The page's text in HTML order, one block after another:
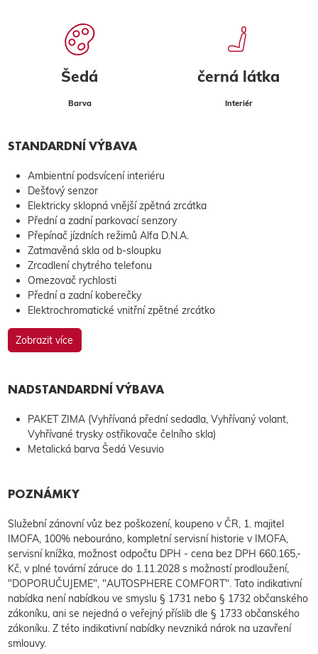
Šedá
Barva
černá látka
Interiér
STANDARDNÍ VÝBAVA
Ambientní podsvícení interiéru
Dešťový senzor
Elektricky sklopná vnější zpětná zrcátka
Přední a zadní parkovací senzory
Přepínač jízdních režimů Alfa D.N.A.
Zatmavěná skla od b-sloupku
Zrcadlení chytrého telefonu
Omezovač rychlosti
Přední a zadní koberečky
Elektrochromatické vnitřní zpětné zrcátko
Zobrazit více
NADSTANDARDNÍ VÝBAVA
PAKET ZIMA (Vyhřívaná přední sedadla, Vyhřívaný volant,
Vyhřívané trysky ostřikovače čelního skla)
Metalická barva Šedá Vesuvio
POZNÁMKY
Služební zánovní vůz bez poškození, koupeno v ČR, 1. majitel
IMOFA, 100% nebouráno, kompletní servisní historie v IMOFA,
servisní knížka, možnost odpočtu DPH - cena bez DPH 660.165,-
Kč, v plné tovární záruce do 1.11.2028 s možností prodloužení,
"DOPORUČUJEME", "AUTOSPHERE COMFORT". Tato indikativní
nabídka není nabídkou ve smyslu § 1731 nebo § 1732 občanského
zákoníku, ani se nejedná o veřejný příslib dle § 1733 občanského
zákoníku. Z této indikativní nabídky nevzniká nárok na uzavření
smlouvy.